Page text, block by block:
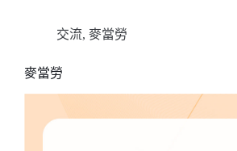
交流, 麥當勞
麥當勞